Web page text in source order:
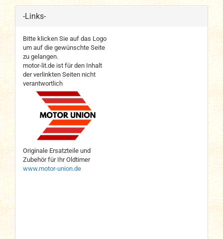
-Links-
Bitte klicken Sie auf das Logo
um auf die gewünschte Seite
zu gelangen.
motor-lit.de ist für den Inhalt
der verlinkten Seiten nicht
verantwortlich
Originale Ersatzteile und
Zubehör für Ihr Oldtimer
www.motor-union.de